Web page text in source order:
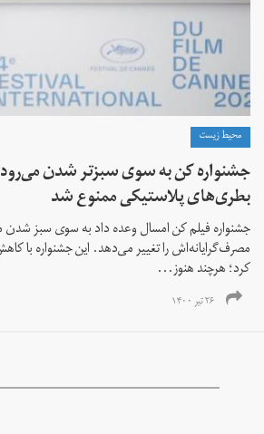
محیط زیست
جشنواره کن به سوی سبزتر شدن
بطری‌های پلاستیکی ممنوع شد
جشنواره فیلم کن امسال وعده داد به سوی سبز
مصرف‌گرایانه‌اش را تغییر می‌دهد. این جشنواره
کرد؛ هرچند هنوز...
۲۶ تیر ۱۴۰۰